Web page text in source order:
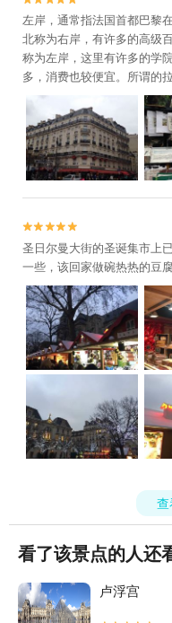
左岸，通常指法国首都巴黎
北称为右岸，有许多的高级
称为左岸，这里有许多的学
多，消费也较便宜。所谓的


圣日尔曼大街的圣诞集市上
一些，该回家做碗热热的豆腐
查
看了该景点的人还
卢浮宫